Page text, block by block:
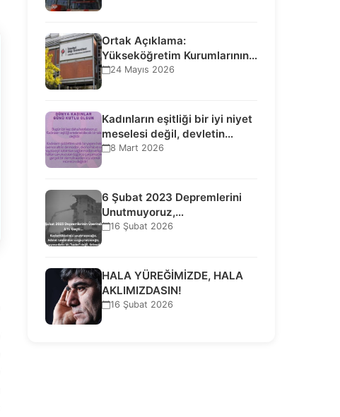
Ortak Açıklama:
Yükseköğretim Kurumlarının
Toplumsal İşlevi Kurucularının
24 Mayıs 2026
Kadınların eşitliği bir iyi niyet
meselesi değil, devletin
uluslararası insan…
8 Mart 2026
6 Şubat 2023 Depremlerini
Unutmuyoruz,
Vazgeçmiyoruz, Hesap
16 Şubat 2026
HALA YÜREĞİMİZDE, HALA
AKLIMIZDASIN!
16 Şubat 2026